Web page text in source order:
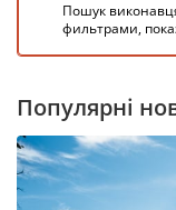
Пошук
фильтрами,
Популярні